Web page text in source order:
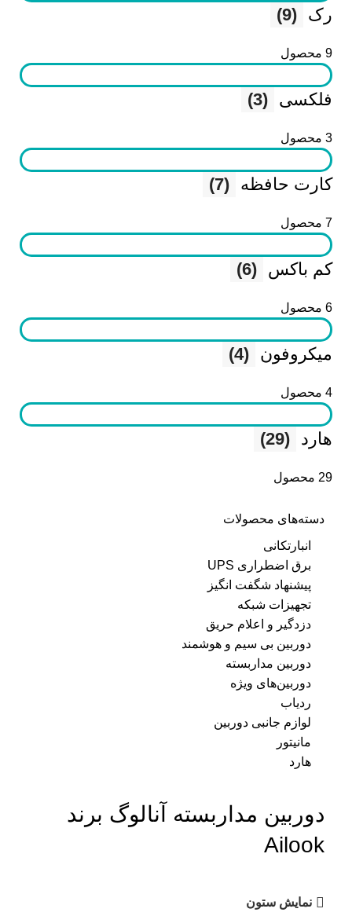
رک (9)
9 محصول
فلکسی (3)
3 محصول
کارت حافظه (7)
7 محصول
کم باکس (6)
6 محصول
میکروفون (4)
4 محصول
هارد (29)
29 محصول
دسته‌های محصولات
انبارتکانی
برق اضطراری UPS
پیشنهاد شگفت انگیز
تجهیزات شبکه
دزدگیر و اعلام حریق
دوربین بی سیم و هوشمند
دوربین مداربسته
دوربین‌های ویژه
ردیاب
لوازم جانبی دوربین
مانیتور
هارد
دوربین مداربسته آنالوگ برند
Ailook
نمایش ستون